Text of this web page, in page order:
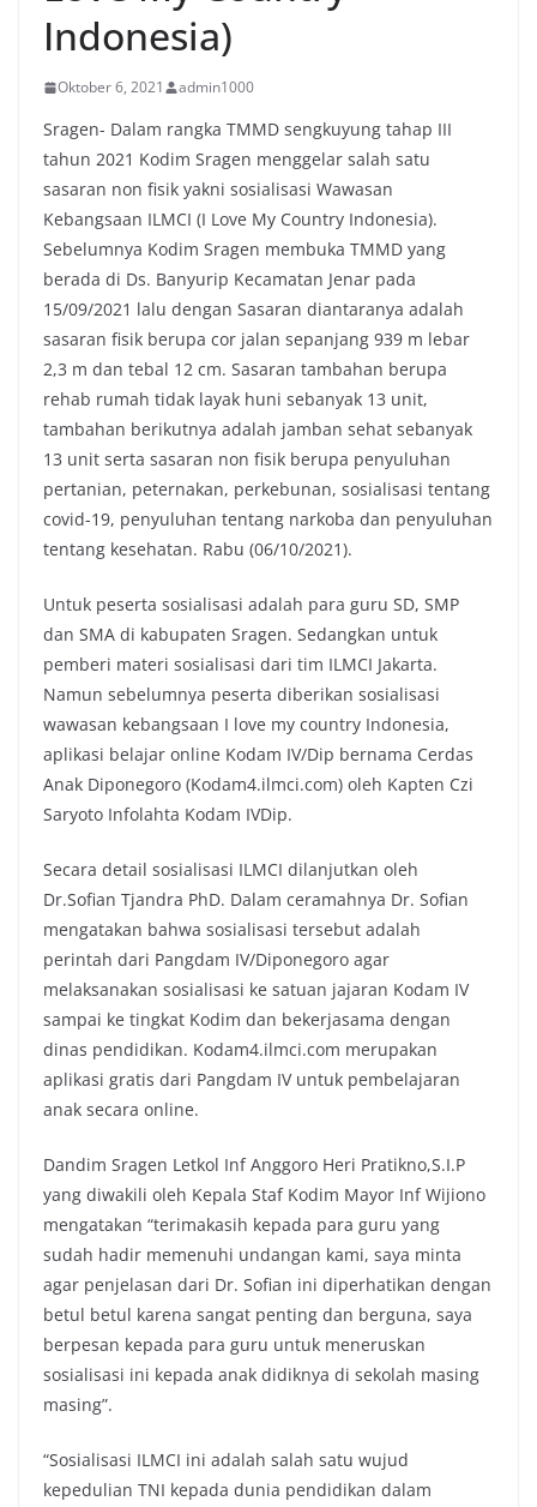
Indonesia)
Oktober 6, 2021 admin1000
Sragen- Dalam rangka TMMD sengkuyung tahap III
tahun 2021 Kodim Sragen menggelar salah satu
sasaran non fisik yakni sosialisasi Wawasan
Kebangsaan ILMCI (I Love My Country Indonesia).
Sebelumnya Kodim Sragen membuka TMMD yang
berada di Ds. Banyurip Kecamatan Jenar pada
15/09/2021 lalu dengan Sasaran diantaranya adalah
sasaran fisik berupa cor jalan sepanjang 939 m lebar
2,3 m dan tebal 12 cm. Sasaran tambahan berupa
rehab rumah tidak layak huni sebanyak 13 unit,
tambahan berikutnya adalah jamban sehat sebanyak
13 unit serta sasaran non fisik berupa penyuluhan
pertanian, peternakan, perkebunan, sosialisasi tentang
covid-19, penyuluhan tentang narkoba dan penyuluhan
tentang kesehatan. Rabu (06/10/2021).
Untuk peserta sosialisasi adalah para guru SD, SMP
dan SMA di kabupaten Sragen. Sedangkan untuk
pemberi materi sosialisasi dari tim ILMCI Jakarta.
Namun sebelumnya peserta diberikan sosialisasi
wawasan kebangsaan I love my country Indonesia,
aplikasi belajar online Kodam IV/Dip bernama Cerdas
Anak Diponegoro (Kodam4.ilmci.com) oleh Kapten Czi
Saryoto Infolahta Kodam IVDip.
Secara detail sosialisasi ILMCI dilanjutkan oleh
Dr.Sofian Tjandra PhD. Dalam ceramahnya Dr. Sofian
mengatakan bahwa sosialisasi tersebut adalah
perintah dari Pangdam IV/Diponegoro agar
melaksanakan sosialisasi ke satuan jajaran Kodam IV
sampai ke tingkat Kodim dan bekerjasama dengan
dinas pendidikan. Kodam4.ilmci.com merupakan
aplikasi gratis dari Pangdam IV untuk pembelajaran
anak secara online.
Dandim Sragen Letkol Inf Anggoro Heri Pratikno,S.I.P
yang diwakili oleh Kepala Staf Kodim Mayor Inf Wijiono
mengatakan “terimakasih kepada para guru yang
sudah hadir memenuhi undangan kami, saya minta
agar penjelasan dari Dr. Sofian ini diperhatikan dengan
betul betul karena sangat penting dan berguna, saya
berpesan kepada para guru untuk meneruskan
sosialisasi ini kepada anak didiknya di sekolah masing
masing”.
“Sosialisasi ILMCI ini adalah salah satu wujud
kepedulian TNI kepada dunia pendidikan dalam